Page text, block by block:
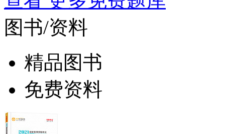
图书/资料
精品图书
免费资料